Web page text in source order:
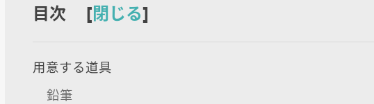
目次 [閉じる]
用意する道具
鉛筆